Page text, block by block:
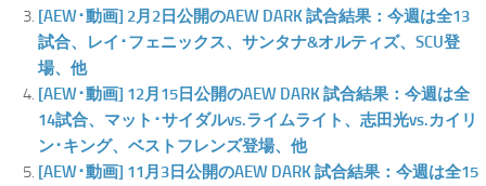
[AEW･動画] 2月2日公開のAEW DARK 試合結果：今週は全13
試合、レイ･フェニックス、サンタナ&オルティズ、SCU登
場、他
[AEW･動画] 12月15日公開のAEW DARK 試合結果：今週は全
14試合、マット･サイダルvs.ライムライト、志田光vs.カイリ
ン･キング、ベストフレンズ登場、他
[AEW･動画] 11月3日公開のAEW DARK 試合結果：今週は全15